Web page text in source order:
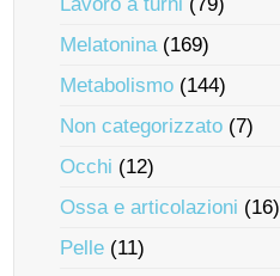
Melatonina(169)
Metabolismo (144)
Non categorizzato (7)
Occhi (12)
Ossa e articolazioni (16)
Pelle (11)